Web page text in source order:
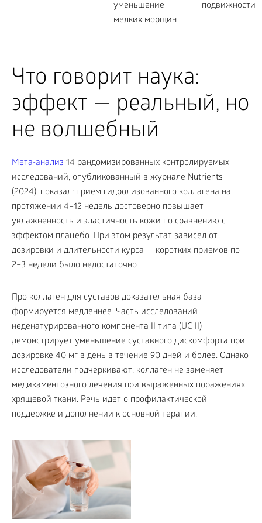
уменьшение
мелких морщин
подвижности
Что говорит наука:
эффект — реальный, но
не волшебный
Мета-анализ 14 рандомизированных контролируемых
исследований, опубликованный в журнале Nutrients
(2024), показал: прием гидролизованного коллагена на
протяжении 4–12 недель достоверно повышает
увлажненность и эластичность кожи по сравнению с
эффектом плацебо. При этом результат зависел от
дозировки и длительности курса — коротких приемов по
2–3 недели было недостаточно.
Про коллаген для суставов доказательная база
формируется медленнее. Часть исследований
неденатурированного компонента II типа (UC-II)
демонстрирует уменьшение суставного дискомфорта при
дозировке 40 мг в день в течение 90 дней и более. Однако
исследователи подчеркивают: коллаген не заменяет
медикаментозного лечения при выраженных поражениях
хрящевой ткани. Речь идет о профилактической
поддержке и дополнении к основной терапии.